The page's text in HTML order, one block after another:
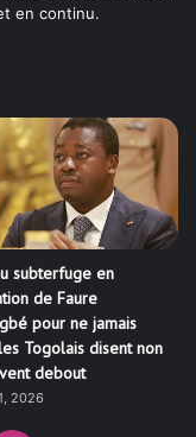
en continu.
subterfuge en
de Faure
pour ne jamais
Togolais disent non
debout
2026